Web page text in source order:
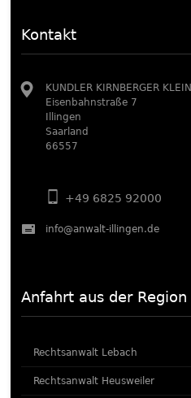
Kontakt
KUNDLER KIRNBERGER KLEIN
Eisenbahnstraße 7
Illingen
Saarland
66557
+49 6825 92000
info@anwalt-illingen.de
Anfahrt aus der Region
Rechtsanwalt Lebach
Rechtsanwalt Heusweiler